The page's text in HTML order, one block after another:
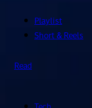
Playlist
Short & Reels
Read